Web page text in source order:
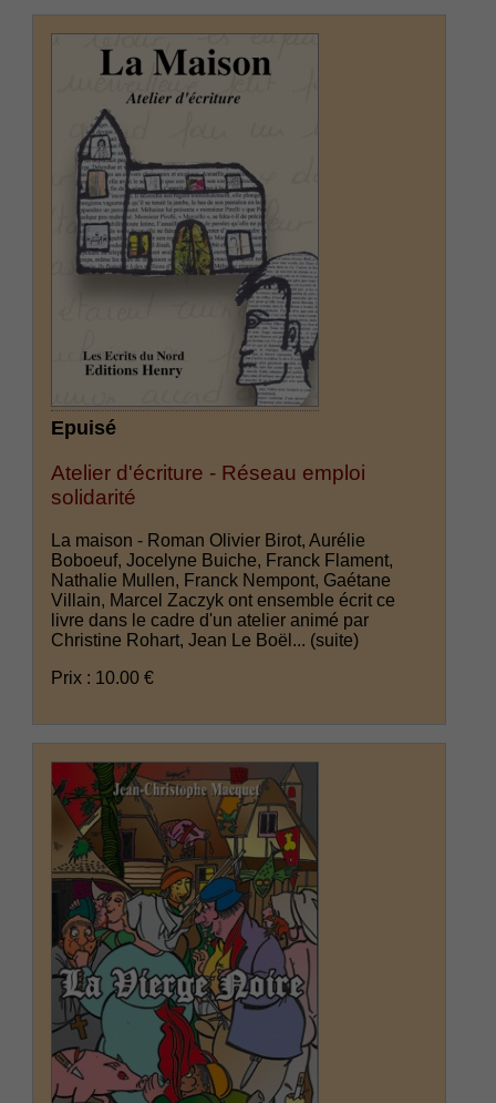
Epuisé
Atelier d'écriture - Réseau emploi
solidarité
La maison - Roman Olivier Birot, Aurélie
Boboeuf, Jocelyne Buiche, Franck Flament,
Nathalie Mullen, Franck Nempont, Gaétane
Villain, Marcel Zaczyk ont ensemble écrit ce
livre dans le cadre d'un atelier animé par
Christine Rohart, Jean Le Boël... (suite)
Prix : 10.00 €